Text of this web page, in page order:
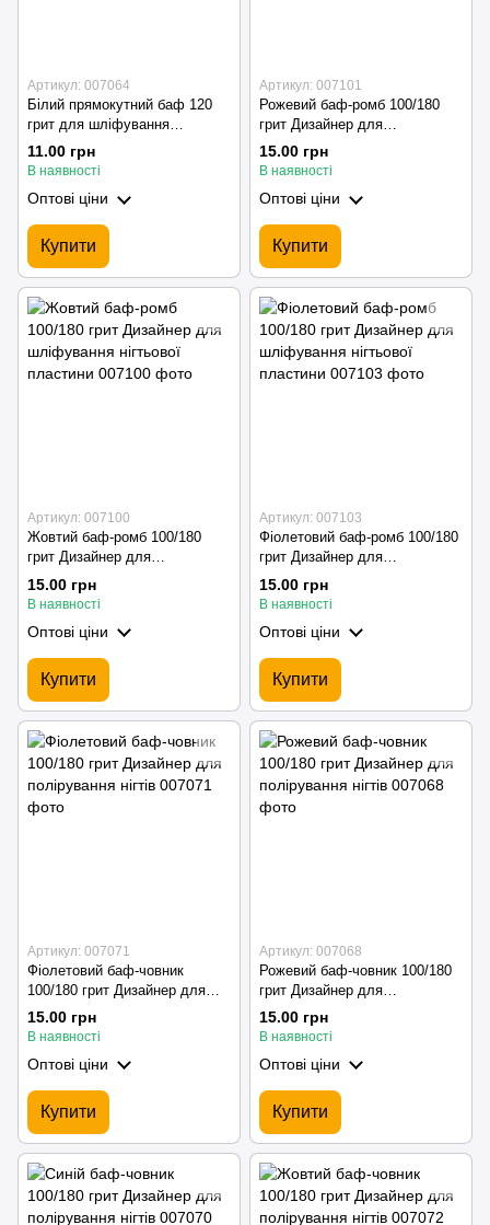
Артикул: 007064
Білий прямокутний баф 120
грит для шліфування
нігтьової пластини
11.00 грн
В наявності
Оптові ціни
Купити
Артикул: 007101
Рожевий баф-ромб 100/180
грит Дизайнер для
шліфування нігтьової
пластини
15.00 грн
В наявності
Оптові ціни
Купити
Артикул: 007100
Жовтий баф-ромб 100/180
грит Дизайнер для
шліфування нігтьової
пластини
15.00 грн
В наявності
Оптові ціни
Купити
Артикул: 007103
Фіолетовий баф-ромб 100/180
грит Дизайнер для
шліфування нігтьової
пластини
15.00 грн
В наявності
Оптові ціни
Купити
Артикул: 007071
Фіолетовий баф-човник
100/180 грит Дизайнер для
полірування нігтів
15.00 грн
В наявності
Оптові ціни
Купити
Артикул: 007068
Рожевий баф-човник 100/180
грит Дизайнер для
полірування нігтів
15.00 грн
В наявності
Оптові ціни
Купити